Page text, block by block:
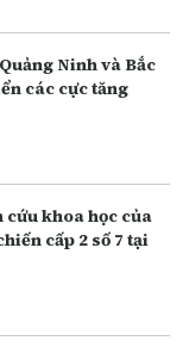
Ninh và Bắc
các cực tăng
cứu khoa học của
cấp 2 số 7 tại